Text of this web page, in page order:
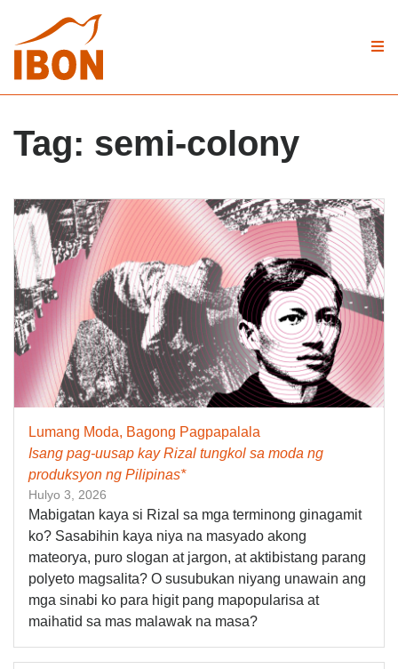
Tag: semi-colony
Lumang Moda, Bagong Pagpapalala
Isang pag-uusap kay Rizal tungkol sa moda ng
produksyon ng Pilipinas*
Hulyo 3, 2026
Mabigatan kaya si Rizal sa mga terminong ginagamit
ko? Sasabihin kaya niya na masyado akong
mateorya, puro slogan at jargon, at aktibistang parang
polyeto magsalita? O susubukan niyang unawain ang
mga sinabi ko para higit pang mapopularisa at
maihatid sa mas malawak na masa?